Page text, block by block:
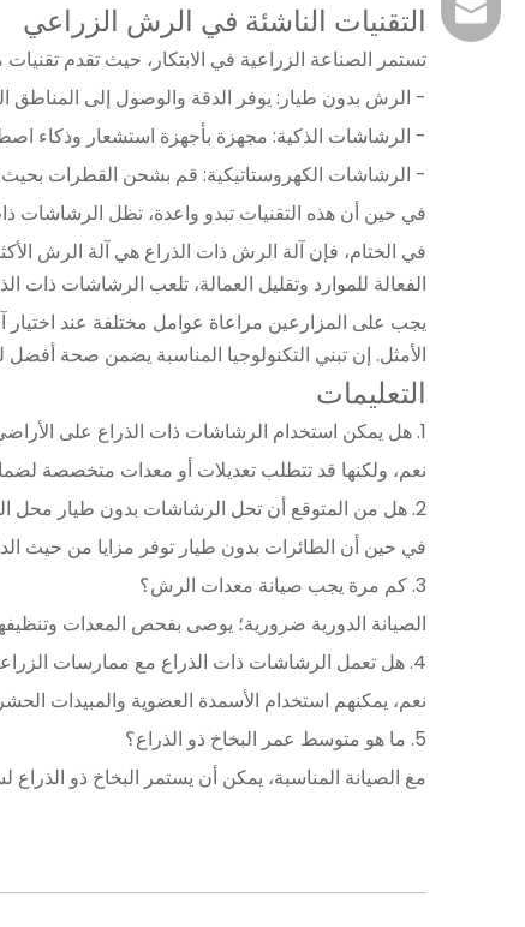
التقنيات الناشئة في الرش الزراعي
تستمر الصناعة الزراعية في الابتكار، حيث تقدم تقنيات
- الرش بدون طيار: يوفر الدقة والوصول إلى المناطق
- الرشاشات الذكية: مجهزة بأجهزة استشعار وذكاء
- الرشاشات الكهروستاتيكية: قم بشحن القطرات بحيث
في حين أن هذه التقنيات تبدو واعدة، تظل الرشاشات
في الختام، فإن آلة الرش ذات الذراع هي آلة الرش
الفعالة للموارد وتقليل العمالة، تلعب الرشاشات ذات
يجب على المزارعين مراعاة عوامل مختلفة عند اختيار
الأمثل. إن تبني التكنولوجيا المناسبة يضمن صحة
التعليمات
1. هل يمكن استخدام الرشاشات ذات الذراع على الأراضي غير المستوية؟
نعم، ولكنها قد تتطلب تعديلات أو معدات متخصصة
2. هل من المتوقع أن تحل الرشاشات بدون طيار محل الرشاشات ذات الذراع قريبًا؟
في حين أن الطائرات بدون طيار توفر مزايا من حيث
3. كم مرة يجب صيانة معدات الرش؟
الصيانة الدورية ضرورية؛ يوصى بفحص المعدات
4. هل تعمل الرشاشات ذات الذراع مع ممارسات الزراعة العضوية؟
نعم، يمكنهم استخدام الأسمدة العضوية والمبيدات
5. ما هو متوسط ​​عمر البخاخ ذو الذراع؟
مع الصيانة المناسبة، يمكن أن يستمر البخاخ ذو